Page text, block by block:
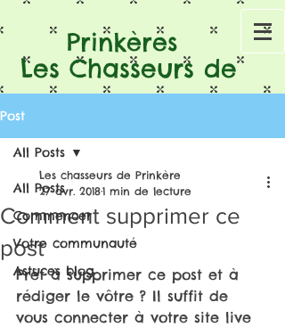
Prinkères
Les Chasseurs de
Post
All Posts
Commencer
Votre communauté
Astuces blog
All Posts
Comment supprimer ce
post
Les chasseurs de Prinkère
27 avr. 20181 min de lecture
Prêt à supprimer ce post et à
rédiger le vôtre ? Il suffit de
vous connecter à votre site live